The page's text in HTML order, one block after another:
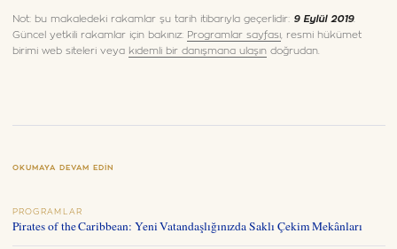
Not: bu makaledeki rakamlar şu tarih itibarıyla geçerlidir: 9 Eylül 2019.
Güncel yetkili rakamlar için bakınız: Programlar sayfası, resmi hükümet
birimi web siteleri veya kıdemli bir danışmana ulaşındoğrudan.
OKUMAYA DEVAM EDIN
PROGRAMLAR
Pirates of the Caribbean: Yeni Vatandaşlığınızda Saklı Çekim Mekânları